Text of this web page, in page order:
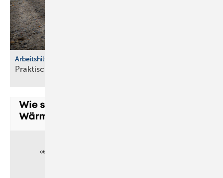
Arbeitshilfen
Praktische Hilfs­mittel für